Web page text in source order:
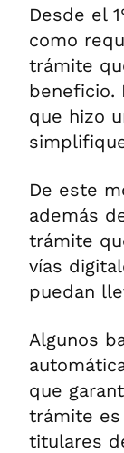
Desde el
como
trámite
beneficio.
que hizo
De este
además
trámite
vías
puedan
Algunos
que
trámite
titulares